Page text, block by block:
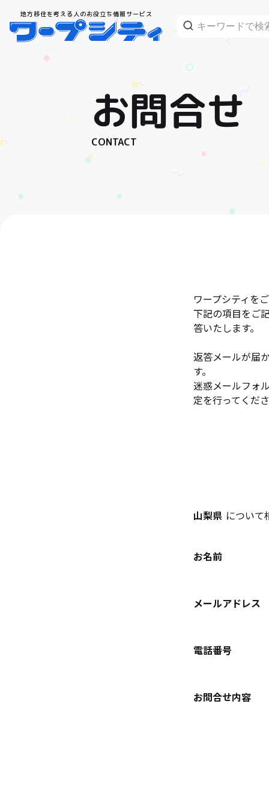
地方移住を考える人のお役立ち情報サービス
お問合せ
CONTACT
ワープシティを
下記の項目をご
答いたします。
返答メールが届
す。
迷惑メールフォ
定を行ってくだ
山梨県 について
お名前
メールアドレス
電話番号
お問合せ内容